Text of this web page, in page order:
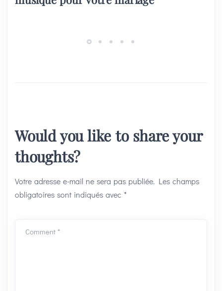
Would you like to share your
thoughts?
Votre adresse e-mail ne sera pas publiée. Les champs
obligatoires sont indiqués avec *
Comment *